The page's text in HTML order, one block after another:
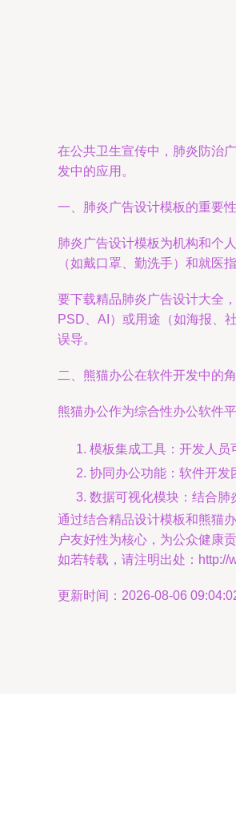
在公共卫生宣传中，肺炎防治
发中的应用。
一、肺炎广告设计模板的重要
肺炎广告设计模板为机构和个
（如戴口罩、勤洗手）和就医
要下载精品肺炎广告设计大全
PSD、AI）或用途（如海报、
误导。
二、熊猫办公在软件开发中的
熊猫办公作为综合性办公软件
模板集成工具：开发人员
协同办公功能：软件开发
数据可视化模块：结合肺
通过结合精品设计模板和熊猫
户友好性为核心，为公众健康贡
如若转载，请注明出处：http://
更新时间：2026-08-06